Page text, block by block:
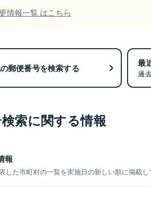
情報一覧 はこちら
郵便番号を検索する 最
過
索に関する情報
報
した市町村の一覧を実施日の新しい順に掲載し